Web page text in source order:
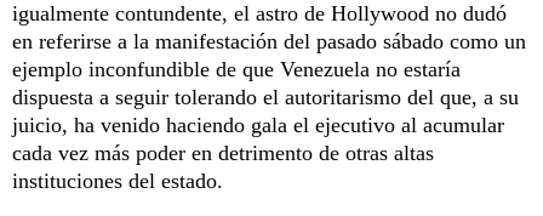
igualmente contundente, el astro de Hollywood no dudó
en referirse a la manifestación del pasado sábado como un
ejemplo inconfundible de que Venezuela no estaría
dispuesta a seguir tolerando el autoritarismo del que, a su
juicio, ha venido haciendo gala el ejecutivo al acumular
cada vez más poder en detrimento de otras altas
instituciones del estado.